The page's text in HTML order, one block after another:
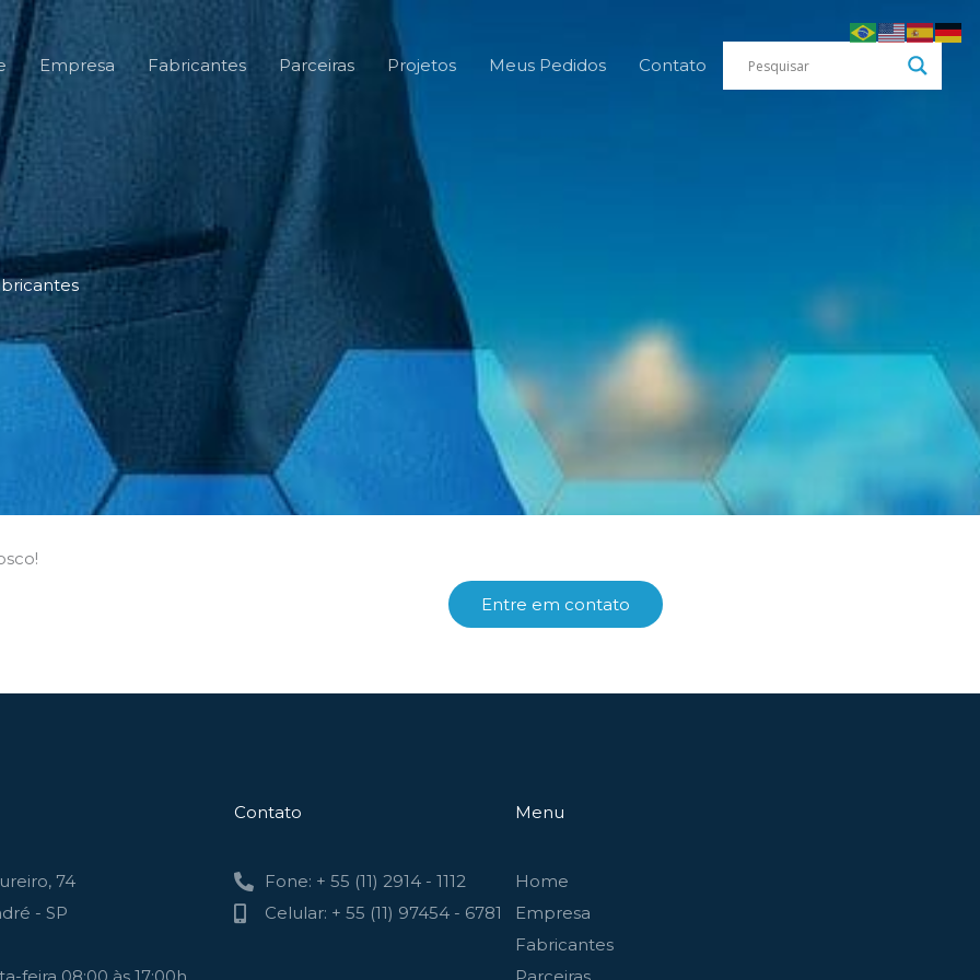
Empresa Fabricantes Parceiras Projetos Meus Pedidos Contato
Entre em contato
74
- SP
Contato
Fone: + 55 (11) 2914 - 1112
Celular: + 55 (11) 97454 - 6781
Menu
Home
Empresa
Fabricantes